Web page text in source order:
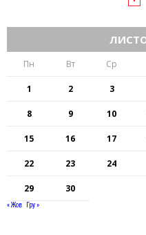
Пн Вт Ср
1 2 3
8 9 10
15 16 17
22 23 24
29 30
« Жов Гру »